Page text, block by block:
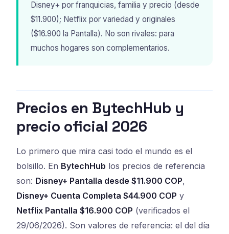
Disney+ por franquicias, familia y precio (desde
$11.900); Netflix por variedad y originales
($16.900 la Pantalla). No son rivales: para
muchos hogares son complementarios.
Precios en BytechHub y
precio oficial 2026
Lo primero que mira casi todo el mundo es el
bolsillo. En BytechHub los precios de referencia
son: Disney+ Pantalla desde $11.900 COP,
Disney+ Cuenta Completa $44.900 COP y
Netflix Pantalla $16.900 COP (verificados el
29/06/2026). Son valores de referencia: el del día